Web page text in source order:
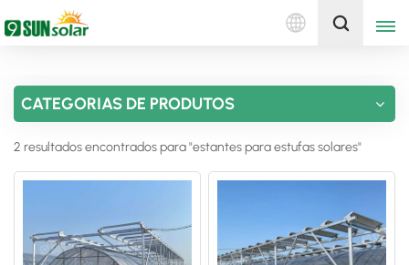
Português
English
Deutsch
Obtenha uma cotação
CATEGORIAS DE PRODUTOS
2 resultados encontrados para "estantes para estufas solares"